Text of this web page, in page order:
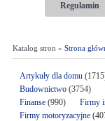
Regulamin
Katalog stron » Strona
Artykuły dla domu
Budownictwo(3754)
Finanse(990) Firmy
Firmy motoryzacyjne